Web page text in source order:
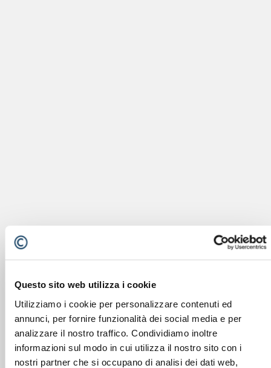
Questo sito web utilizza i cookie
Utilizziamo i cookie per personalizzare contenuti ed
annunci, per fornire funzionalità dei social media e per
analizzare il nostro traffico. Condividiamo inoltre
informazioni sul modo in cui utilizza il nostro sito con i
nostri partner che si occupano di analisi dei dati web,